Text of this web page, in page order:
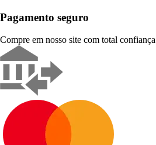
Pagamento seguro
Compre em nosso site com total confiança